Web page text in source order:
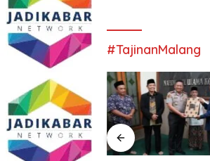
#TajinanMalang